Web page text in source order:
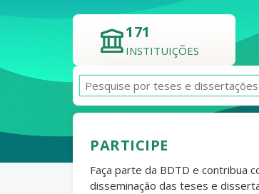
171
INSTITUIÇÕES
PARTICIPE
Faça parte da BDTD e contribua
disseminação das teses e